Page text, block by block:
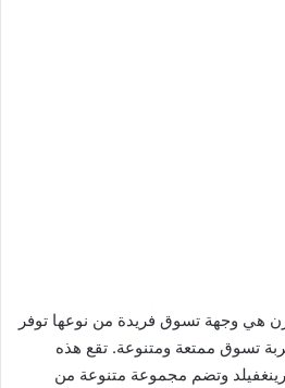
هي وجهة تسوق فريدة من نوعها توفر
تسوق ممتعة ومتنوعة. تقع هذه
وتضم مجموعة متنوعة من